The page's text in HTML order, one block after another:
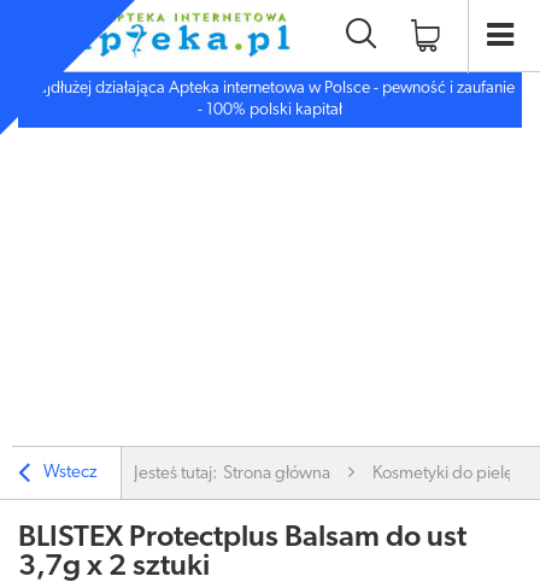
Najdłużej działająca Apteka internetowa w Polsce - pewność i zaufanie
- 100% polski kapitał
Wstecz Jesteś tutaj: Strona główna Kosmetyki do
BLISTEX Protectplus Balsam do ust
3,7g x 2 sztuki